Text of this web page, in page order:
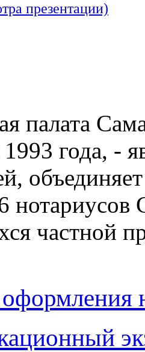
презентации)
палата
года, -
нотариусов
частной